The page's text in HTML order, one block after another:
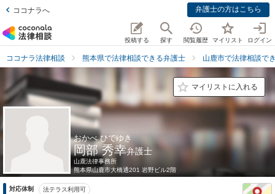
ココナラへ 弁護士の方はこちら
投稿する 探す 閲覧履歴 マイリスト ログイン
ココナラ法律相談 熊本県で法律相談できる弁護士 山鹿市で法律相談で
マイリストに入れる
おかべ ひでゆき
岡部 秀幸弁護士
山鹿法律事務所
熊本県山鹿市大橋通201 岩野ビル2階
対応体制 法テラス利用可